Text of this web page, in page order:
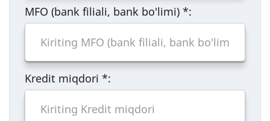
MFO (bank filiali, bank bo'limi) *:
Kredit miqdori *: